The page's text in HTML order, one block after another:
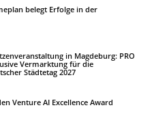
belegt Erfolge in der
in Magdeburg: PRO
Vermarktung für die
Städtetag 2027
Venture AI Excellence Award